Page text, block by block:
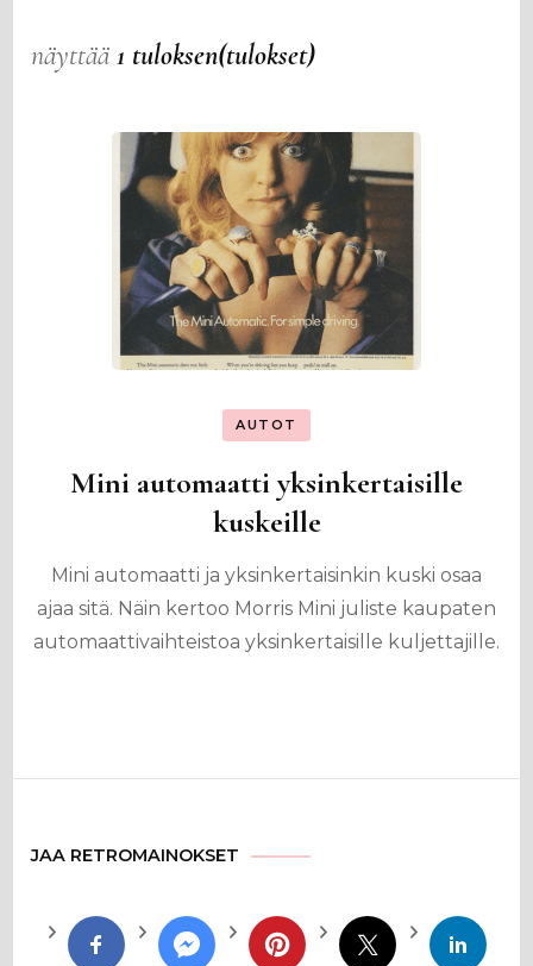
näyttää1 tuloksen(tulokset)
AUTOT
Mini automaatti yksinkertaisille
kuskeille
Mini automaatti ja yksinkertaisinkin kuski osaa
ajaa sitä. Näin kertoo Morris Mini juliste kaupaten
automaattivaihteistoa yksinkertaisille kuljettajille.
JAA RETROMAINOKSET